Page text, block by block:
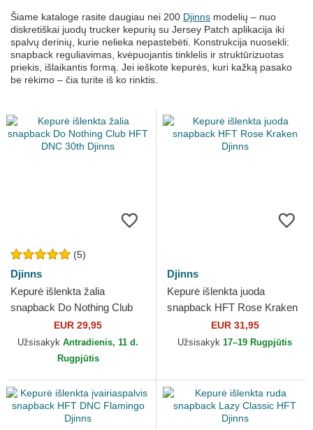
Šiame kataloge rasite daugiau nei 200 Djinns modelių – nuo
diskretiškai juodų trucker kepurių su Jersey Patch aplikacija iki
spalvų derinių, kurie nelieka nepastebėti. Konstrukcija nuosekli:
snapback reguliavimas, kvėpuojantis tinklelis ir struktūrizuotas
priekis, išlaikantis formą. Jei ieškote kepurės, kuri kažką pasako
be rėkimo – čia turite iš ko rinktis.
(5)
Djinns
Kepurė išlenkta žalia
snapback Do Nothing Club
HFT DNC 30th Djinns
EUR 29,95
Užsisakyk Antradienis, 11 d.
Rugpjūtis
Djinns
Kepurė išlenkta juoda
snapback HFT Rose Kraken
EUR 31,95
Užsisakyk 17–19 Rugpjūtis